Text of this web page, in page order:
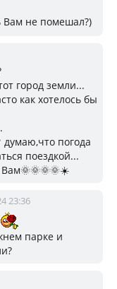
Вам не помешал?)
город земли...
как хотелось бы
погода
поездкой...
23:36
парке и